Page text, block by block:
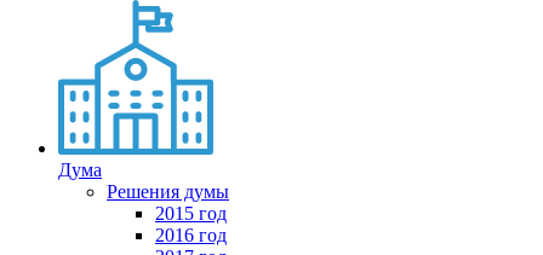
Дума
Решения думы
2015 год
2016 год